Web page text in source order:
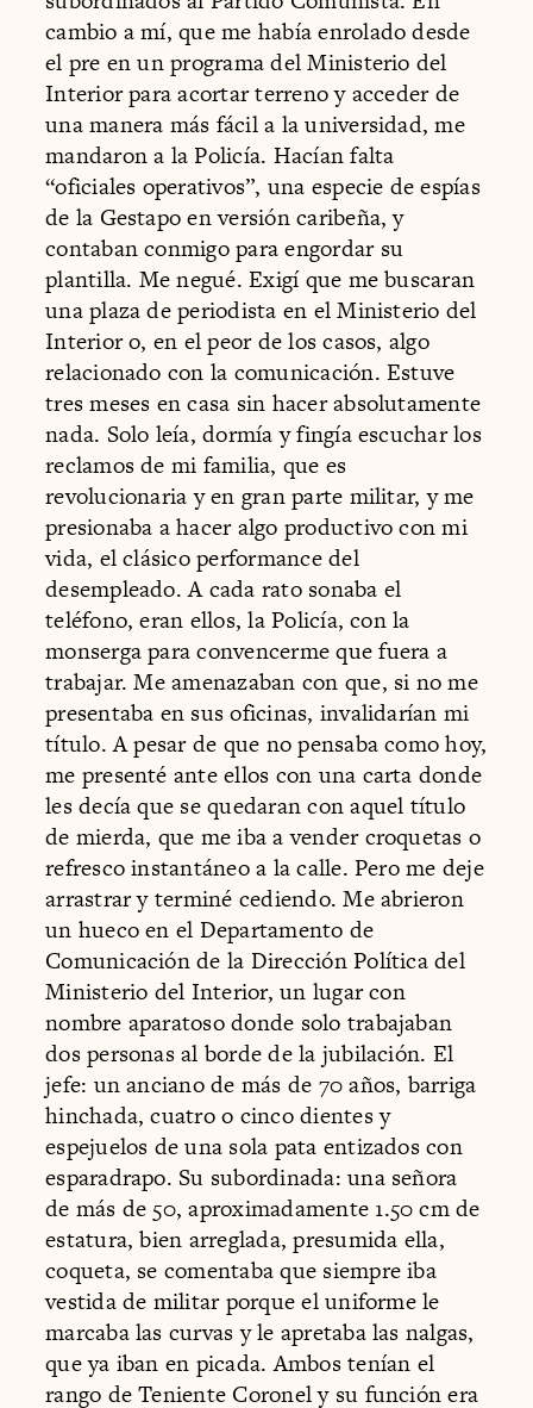
cambio a mí, que me había enrolado desde
el pre en un programa del Ministerio del
Interior para acortar terreno y acceder de
una manera más fácil a la universidad, me
mandaron a la Policía. Hacían falta
“oficiales operativos”, una especie de espías
de la Gestapo en versión caribeña, y
contaban conmigo para engordar su
plantilla. Me negué. Exigí que me buscaran
una plaza de periodista en el Ministerio del
Interior o, en el peor de los casos, algo
relacionado con la comunicación. Estuve
tres meses en casa sin hacer absolutamente
nada. Solo leía, dormía y fingía escuchar los
reclamos de mi familia, que es
revolucionaria y en gran parte militar, y me
presionaba a hacer algo productivo con mi
vida, el clásico performance del
desempleado. A cada rato sonaba el
teléfono, eran ellos, la Policía, con la
monserga para convencerme que fuera a
trabajar. Me amenazaban con que, si no me
presentaba en sus oficinas, invalidarían mi
título. A pesar de que no pensaba como hoy,
me presenté ante ellos con una carta donde
les decía que se quedaran con aquel título
de mierda, que me iba a vender croquetas o
refresco instantáneo a la calle. Pero me deje
arrastrar y terminé cediendo. Me abrieron
un hueco en el Departamento de
Comunicación de la Dirección Política del
Ministerio del Interior, un lugar con
nombre aparatoso donde solo trabajaban
dos personas al borde de la jubilación. El
jefe: un anciano de más de 70 años, barriga
hinchada, cuatro o cinco dientes y
espejuelos de una sola pata entizados con
esparadrapo. Su subordinada: una señora
de más de 50, aproximadamente 1.50 cm de
estatura, bien arreglada, presumida ella,
coqueta, se comentaba que siempre iba
vestida de militar porque el uniforme le
marcaba las curvas y le apretaba las nalgas,
que ya iban en picada. Ambos tenían el
rango de Teniente Coronel y su función era